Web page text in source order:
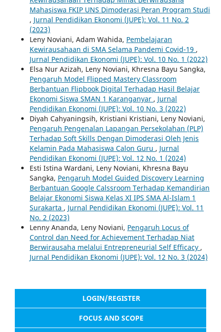
Mahasiswa FKIP UNS Dimoderasi Peran Program Studi
, Jurnal Pendidikan Ekonomi (JUPE): Vol. 11 No. 2
(2023)
Leny Noviani, Adam Wahida, Pembelajaran
Kewirausahaan di SMA Selama Pandemi Covid-19 ,
Jurnal Pendidikan Ekonomi (JUPE): Vol. 10 No. 1 (2022)
Elsa Nur Azizah, Leny Noviani, Khresna Bayu Sangka,
Pengaruh Model Flipped Mastery Classroom
Berbantuan Flipbook Digital Terhadap Hasil Belajar
Ekonomi Siswa SMAN 1 Karanganyar , Jurnal
Pendidikan Ekonomi (JUPE): Vol. 10 No. 3 (2022)
Diyah Cahyaningsih, Kristiani Kristiani, Leny Noviani,
Pengaruh Pengenalan Lapangan Persekolahan (PLP)
Terhadap Soft Skills Dengan Dimoderasi Oleh Jenis
Kelamin Pada Mahasiswa Calon Guru , Jurnal
Pendidikan Ekonomi (JUPE): Vol. 12 No. 1 (2024)
Esti Istina Wardani, Leny Noviani, Khresna Bayu
Sangka, Pengaruh Model Guided Discovery Learning
Berbantuan Google Calssroom Terhadap Kemandirian
Belajar Ekonomi Siswa Kelas XI IPS SMA Al-Islam 1
Surakarta , Jurnal Pendidikan Ekonomi (JUPE): Vol. 11
No. 2 (2023)
Lenny Ananda, Leny Noviani, Pengaruh Locus of
Control dan Need for Achievement Terhadap Niat
Berwirausaha melalui Entrepreneurial Self Efficacy ,
Jurnal Pendidikan Ekonomi (JUPE): Vol. 12 No. 3 (2024)
LOGIN/REGISTER
FOCUS AND SCOPE